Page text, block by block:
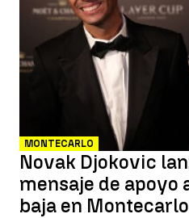
MONTECARLO
Novak Djokovic
mensaje de apoyo
baja en Montecarlo